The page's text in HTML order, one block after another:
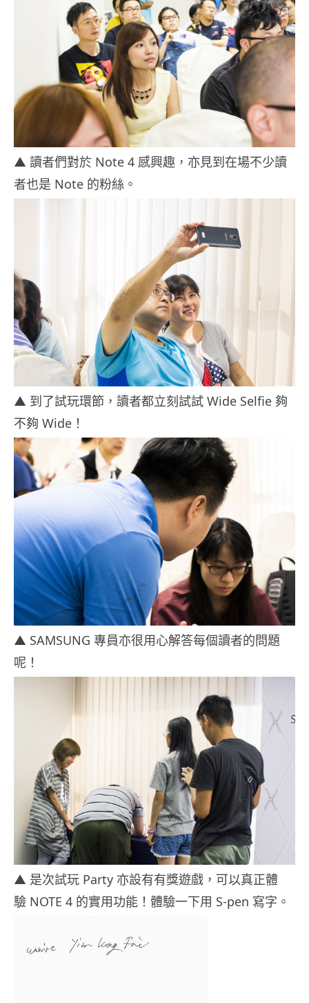
▲ 讀者們對於 Note 4 感興趣，亦見到在場不少讀
者也是 Note 的粉絲。
▲ 到了試玩環節，讀者都立刻試試 Wide Selfie 夠
不夠 Wide！
▲ SAMSUNG 專員亦很用心解答每個讀者的問題
呢！
▲ 是次試玩 Party 亦設有有獎遊戲，可以真正體
驗 NOTE 4 的實用功能！體驗一下用 S-pen 寫字。